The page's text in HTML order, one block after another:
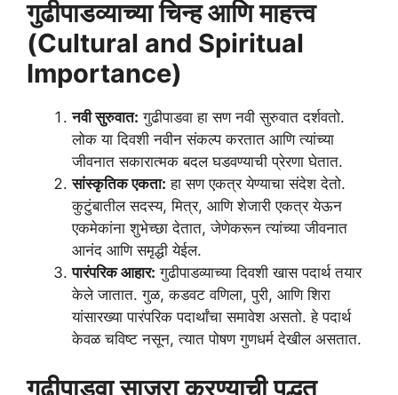
गुढीपाडव्याच्या चिन्ह आणि माहत्त्व
(Cultural and Spiritual
Importance)
नवी सुरुवात: गुढीपाडवा हा सण नवी सुरुवात दर्शवतो.
लोक या दिवशी नवीन संकल्प करतात आणि त्यांच्या
जीवनात सकारात्मक बदल घडवण्याची प्रेरणा घेतात.
सांस्कृतिक एकता: हा सण एकत्र येण्याचा संदेश देतो.
कुटुंबातील सदस्य, मित्र, आणि शेजारी एकत्र येऊन
एकमेकांना शुभेच्छा देतात, जेणेकरून त्यांच्या जीवनात
आनंद आणि समृद्धी येईल.
पारंपरिक आहार: गुढीपाडव्याच्या दिवशी खास पदार्थ तयार
केले जातात. गुळ, कडवट वणिला, पुरी, आणि शिरा
यांसारख्या पारंपरिक पदार्थांचा समावेश असतो. हे पदार्थ
केवळ चविष्ट नसून, त्यात पोषण गुणधर्म देखील असतात.
गुढीपाडवा साजरा करण्याची पद्धत